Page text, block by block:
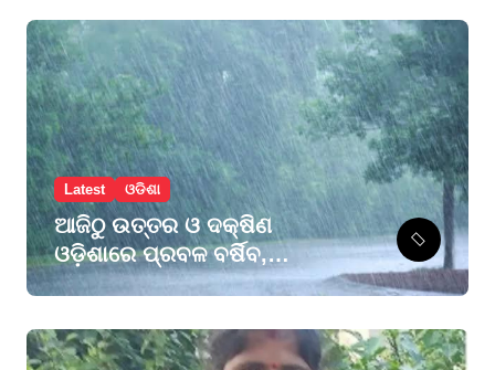
Latest ଓଡିଶା
ଆଜିଠୁ ଉତ୍ତର ଓ ଦକ୍ଷିଣ
ଓଡ଼ିଶାରେ ପ୍ରବଳ ବର୍ଷିବ,
ମୟୂରଭଞ୍ଜ ଓ କେନ୍ଦୁଝରକୁ
ୟେଲୋ ୱାର୍ଣ୍ଣିଂ